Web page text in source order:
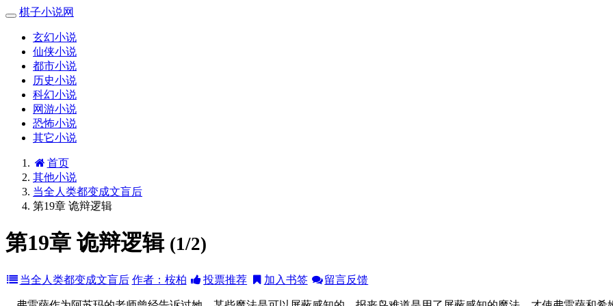
棋子小说网
玄幻小说
仙侠小说
都市小说
历史小说
科幻小说
网游小说
恐怖小说
其它小说
首页
其他小说
当全人类都变成文盲后
第19章 诡辩逻辑
第19章 诡辩逻辑 (1/2)
当全人类都变成文盲后 作者：桉柏 投票推荐 加入书签 留言反馈